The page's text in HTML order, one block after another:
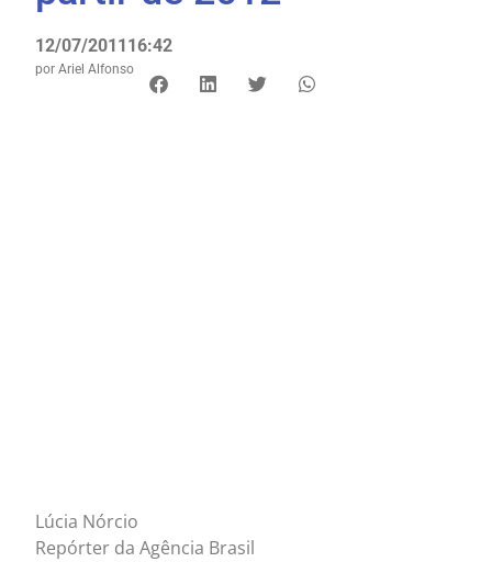
12/07/201116:42
por Ariel Alfonso
Lúcia Nórcio
Repórter da Agência Brasil